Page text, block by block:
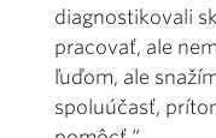
diagnostikovali
pracovať, ale
ľuďom, ale
spoluúčasť,